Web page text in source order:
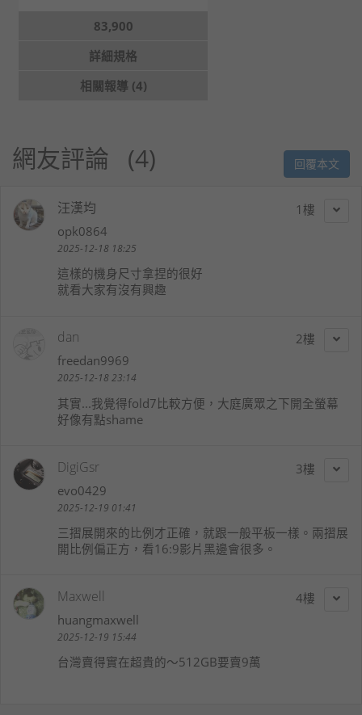
83,900
詳細規格
相關報導 (4)
網友評論 4 回覆本文
1
汪漢均
opk0864
2025-12-18 18:25
這樣的機身尺寸拿捏的很好
就看大家有沒有興趣
2
dan
freedan9969
2025-12-18 23:14
其實...我覺得fold7比較方便，大庭廣眾之下開全螢幕
好像有點shame
3
DigiGsr
evo0429
2025-12-19 01:41
三摺展開來的比例才正確，就跟一般平板一樣。兩摺展
開比例偏正方，看16:9影片黑邊會很多。
4
Maxwell
huangmaxwell
2025-12-19 15:44
台灣賣得實在超貴的～512GB要賣9萬